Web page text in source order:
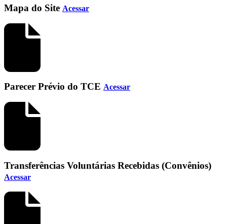
Mapa do Site Acessar
Parecer Prévio do TCE Acessar
Transferências Voluntárias Recebidas (Convênios)
Acessar